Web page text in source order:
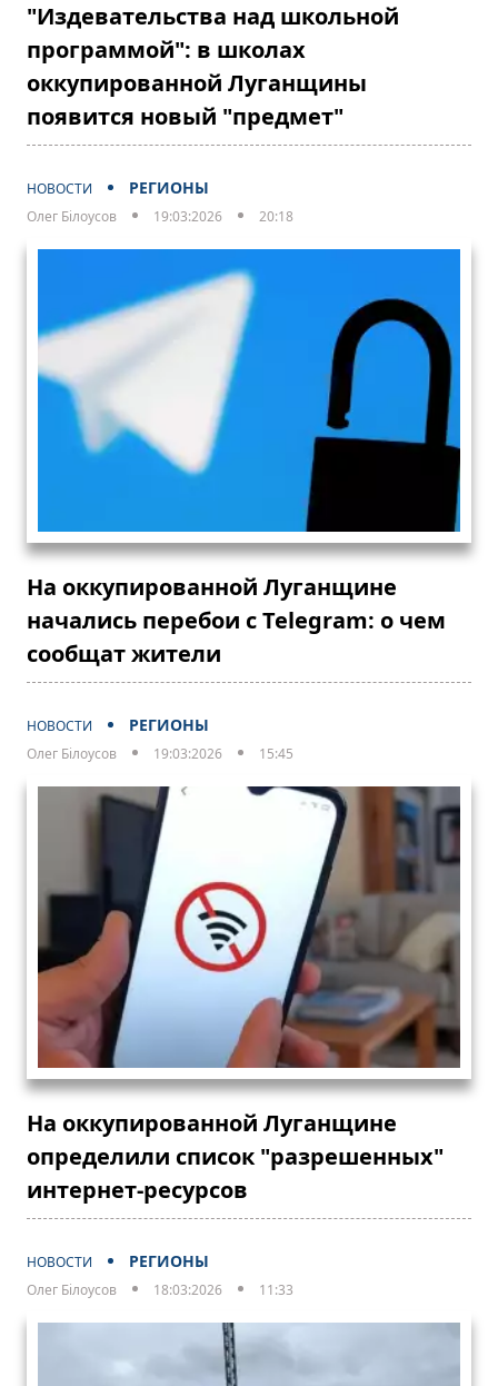
"Издевательства над школьной
программой": в школах
оккупированной Луганщины
появится новый "предмет"
НОВОСТИ РЕГИОНЫ
Олег Білоусов 19:03:2026 20:18
На оккупированной Луганщине
начались перебои с Telegram: о чем
сообщат жители
НОВОСТИ РЕГИОНЫ
Олег Білоусов 19:03:2026 15:45
На оккупированной Луганщине
определили список "разрешенных"
интернет-ресурсов
НОВОСТИ РЕГИОНЫ
Олег Білоусов 18:03:2026 11:33